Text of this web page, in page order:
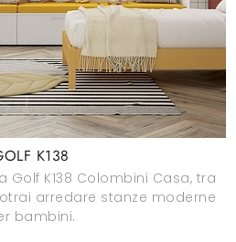
K138
K138 Colombini Casa, tra
arredare stanze moderne
bambini.